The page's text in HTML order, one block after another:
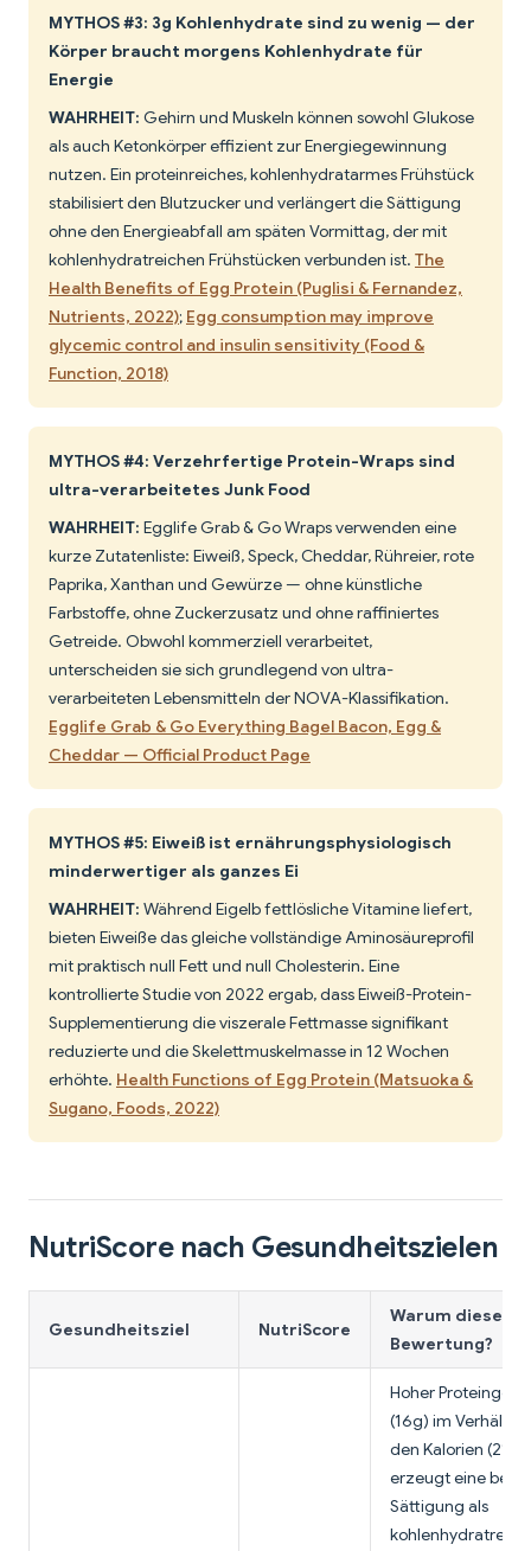
MYTHOS #3: 3g Kohlenhydrate sind zu wenig — der
Körper braucht morgens Kohlenhydrate für
Energie
WAHRHEIT: Gehirn und Muskeln können sowohl Glukose
als auch Ketonkörper effizient zur Energiegewinnung
nutzen. Ein proteinreiches, kohlenhydratarmes Frühstück
stabilisiert den Blutzucker und verlängert die Sättigung
ohne den Energieabfall am späten Vormittag, der mit
kohlenhydratreichen Frühstücken verbunden ist. The
Health Benefits of Egg Protein (Puglisi & Fernandez,
Nutrients, 2022); Egg consumption may improve
glycemic control and insulin sensitivity (Food &
Function, 2018)
MYTHOS #4: Verzehrfertige Protein-Wraps sind
ultra-verarbeitetes Junk Food
WAHRHEIT: Egglife Grab & Go Wraps verwenden eine
kurze Zutatenliste: Eiweiß, Speck, Cheddar, Rühreier, rote
Paprika, Xanthan und Gewürze — ohne künstliche
Farbstoffe, ohne Zuckerzusatz und ohne raffiniertes
Getreide. Obwohl kommerziell verarbeitet,
unterscheiden sie sich grundlegend von ultra-
verarbeiteten Lebensmitteln der NOVA-Klassifikation.
Egglife Grab & Go Everything Bagel Bacon, Egg &
Cheddar — Official Product Page
MYTHOS #5: Eiweiß ist ernährungsphysiologisch
minderwertiger als ganzes Ei
WAHRHEIT: Während Eigelb fettlösliche Vitamine liefert,
bieten Eiweiße das gleiche vollständige Aminosäureprofil
mit praktisch null Fett und null Cholesterin. Eine
kontrollierte Studie von 2022 ergab, dass Eiweiß-Protein-
Supplementierung die viszerale Fettmasse signifikant
reduzierte und die Skelettmuskelmasse in 12 Wochen
erhöhte. Health Functions of Egg Protein (Matsuoka &
Sugano, Foods, 2022)
NutriScore nach Gesundheitszielen
Gesundheitsziel NutriScore
Warum diese
Bewertung?
Hoher
(16g) im
den Kalorien (210)
erzeugt eine
Sättigung als